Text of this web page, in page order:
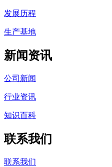
发展历程
生产基地
新闻资讯
公司新闻
行业资讯
知识百科
联系我们
联系我们